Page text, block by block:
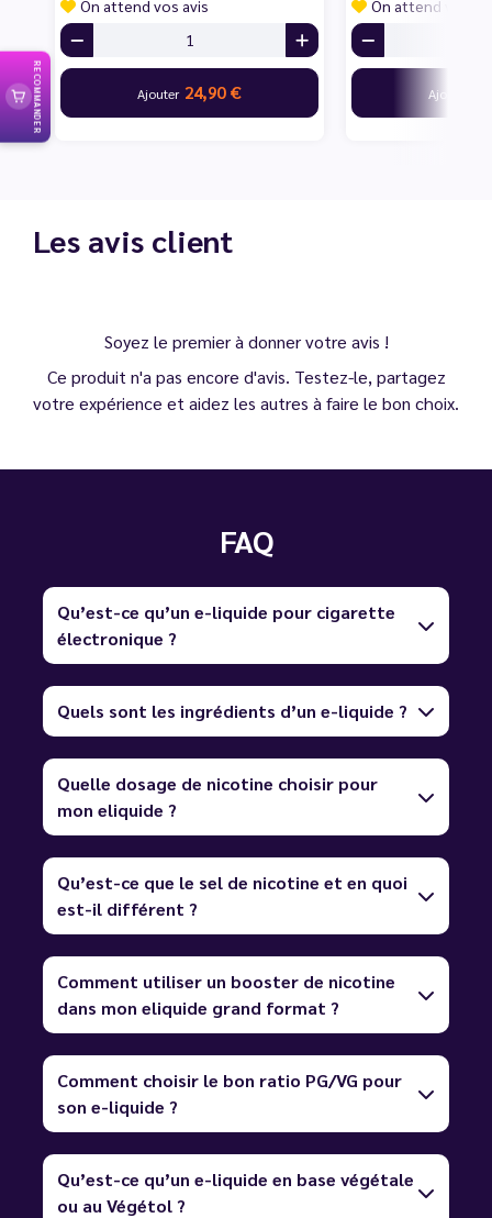
On attend vos avis
Ajouter 24,90 €
On attend vos
Ajouter
Les avis client
Soyez le premier à donner votre avis !
Ce produit n'a pas encore d'avis. Testez-le, partagez
votre expérience et aidez les autres à faire le bon choix.
FAQ
Qu’est-ce qu’un e-liquide pour cigarette
électronique ?
Quels sont les ingrédients d’un e-liquide ?
Quelle dosage de nicotine choisir pour
mon eliquide ?
Qu’est-ce que le sel de nicotine et en quoi
est-il différent ?
Comment utiliser un booster de nicotine
dans mon eliquide grand format ?
Comment choisir le bon ratio PG/VG pour
son e-liquide ?
Qu’est-ce qu’un e-liquide en base végétale
ou au Végétol ?
RECOMMANDER